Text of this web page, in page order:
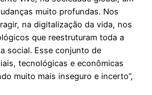
muito profundas. Nos
na digitalização da vida, nos
que reestruturam toda a
social. Esse conjunto de
tecnológicas e econômicas
muito mais inseguro e incerto”,